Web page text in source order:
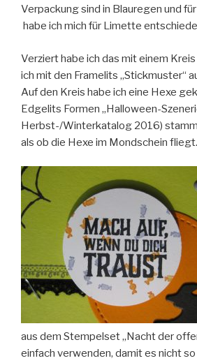
Verpackung sind in Blauregen und
habe ich mich für Limette
Verziert habe ich das mit einem
ich mit den Framelits „Stickmuster“
Auf den Kreis habe ich eine Hexe
Edgelits Formen „Halloween-
Herbst-/Winterkatalog 2016)
als ob die Hexe im Mondschein fliegt.
aus dem Stempelset „Nacht der
einfach verwenden, damit es nicht